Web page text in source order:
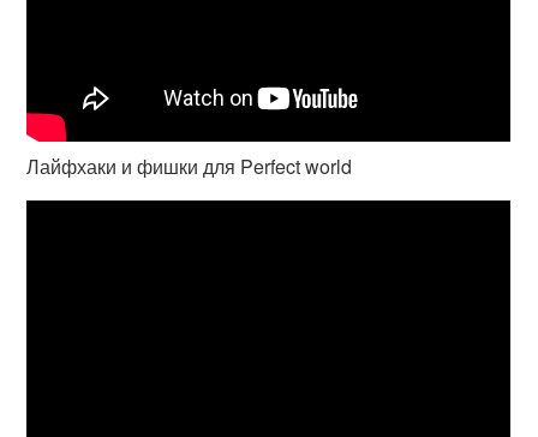
Лайфхаки и фишки для Perfect world